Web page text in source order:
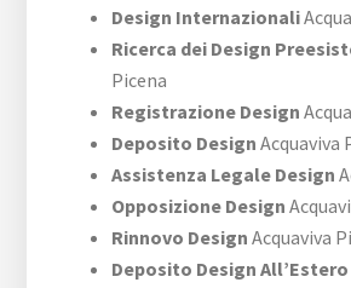
Design Internazionali
Ricerca dei Design
Picena
Registrazione Design
Deposito Design Acquaviva
Assistenza Legale Design
Opposizione Design
Rinnovo Design Acquaviva
Deposito Design All’Estero